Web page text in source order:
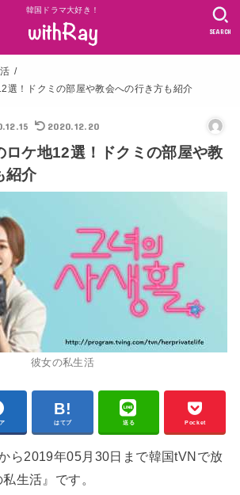
韓国ドラマ大好き！
SEARCH
選！ドクミの部屋や教会への行き方も紹介
2020.12.20
ロケ地12選！ドクミの部屋や教
紹介
彼女の私生活
はてブ 送る Pocket
ら2019年05月30日まで韓国tVNで放
生活』です。